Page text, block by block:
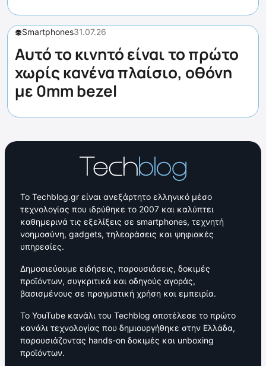
Smartphones31.07.26
Αυτό το κινητό είναι το πρώτο
χωρίς κανένα πλαίσιο, οθόνη
με 0mm bezel
Το Techblog.gr είναι ανεξάρτητο ελληνικό μέσο
τεχνολογίας που ιδρύθηκε το 2007 και καλύπτει
καθημερινά τις εξελίξεις σε smartphones, τεχνητή
νοημοσύνη, gadgets, τηλεοράσεις και ψηφιακές
υπηρεσίες.
Δημοσιεύουμε ειδήσεις, παρουσιάσεις, δοκιμές
προϊόντων, συγκριτικά και οδηγούς αγοράς,
βασισμένους σε πραγματική χρήση και εμπειρία.
Το YouTube κανάλι του Techblog αποτέλεσε το πρώτο
κανάλι τεχνολογίας που δημιουργήθηκε στην Ελλάδα,
παρουσιάζοντας hands-on δοκιμές και unboxing
προϊόντων.